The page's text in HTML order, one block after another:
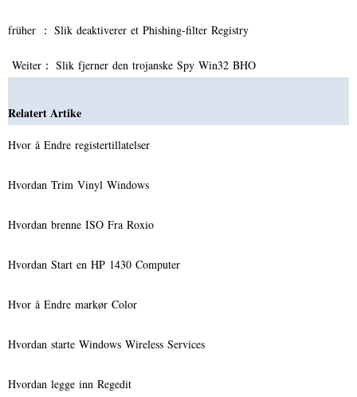
früher ： Slik deaktiverer et Phishing-filter Registry
Weiter： Slik fjerner den trojanske Spy Win32 BHO
Relatert Artike
Hvor å Endre registertillatelser
Hvordan Trim Vinyl Windows
Hvordan brenne ISO Fra Roxio
Hvordan Start en HP 1430 Computer
Hvor å Endre markør Color
Hvordan starte Windows Wireless Services
Hvordan legge inn Regedit